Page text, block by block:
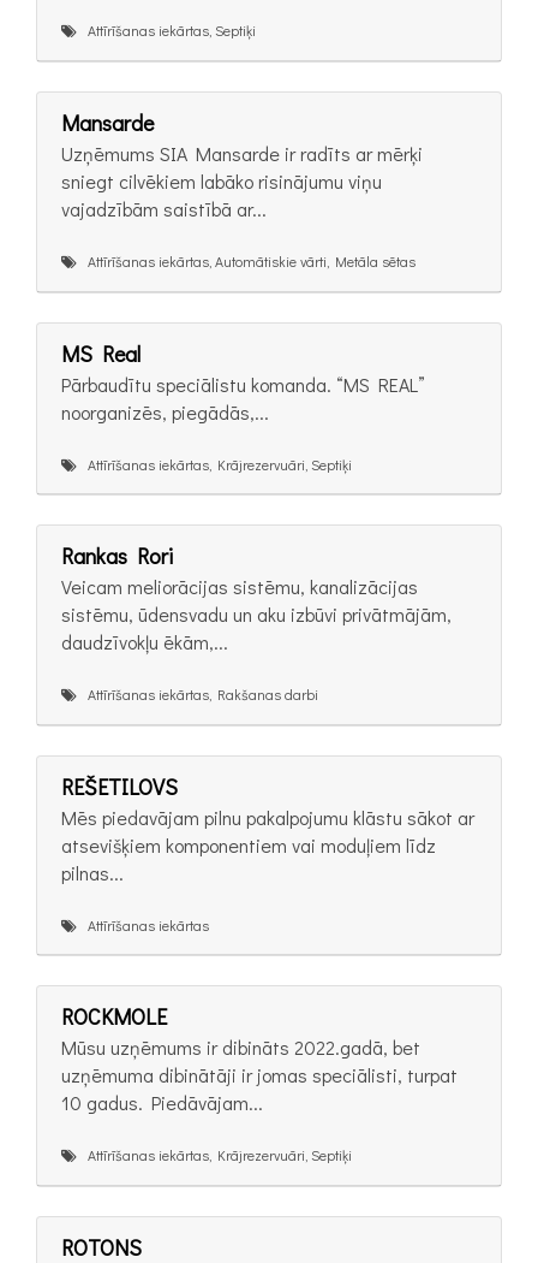
Attīrīšanas iekārtas, Septiķi
Mansarde
Uzņēmums SIA Mansarde ir radīts ar mērķi
sniegt cilvēkiem labāko risinājumu viņu
vajadzībām saistībā ar...
Attīrīšanas iekārtas, Automātiskie vārti, Metāla sētas
MS Real
Pārbaudītu speciālistu komanda. “MS REAL”
noorganizēs, piegādās,...
Attīrīšanas iekārtas, Krājrezervuāri, Septiķi
Rankas Rori
Veicam meliorācijas sistēmu, kanalizācijas
sistēmu, ūdensvadu un aku izbūvi privātmājām,
daudzīvokļu ēkām,...
Attīrīšanas iekārtas, Rakšanas darbi
REŠETILOVS
Mēs piedavājam pilnu pakalpojumu klāstu sākot ar
atsevišķiem komponentiem vai moduļiem līdz
pilnas...
Attīrīšanas iekārtas
ROCKMOLE
Mūsu uzņēmums ir dibināts 2022.gadā, bet
uzņēmuma dibinātāji ir jomas speciālisti, turpat
10 gadus. Piedāvājam...
Attīrīšanas iekārtas, Krājrezervuāri, Septiķi
ROTONS